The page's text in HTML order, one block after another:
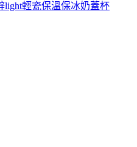
light輕瓷保溫保冰奶蓋杯